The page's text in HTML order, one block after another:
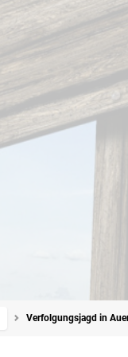
Verfolgungsjagd in